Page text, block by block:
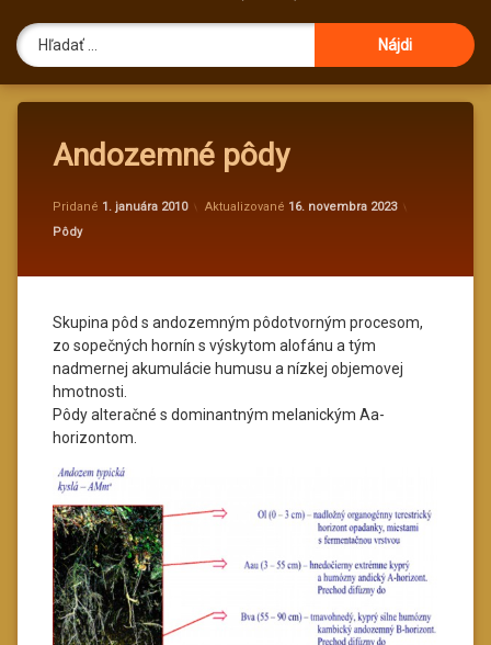
Andozemné pôdy
Pridané 1. januára 2010 Aktualizované 16. novembra 2023
Kategórie:
Pôdy
Skupina pôd s andozemným pôdotvorným procesom,
zo sopečných hornín s výskytom alofánu a tým
nadmernej akumulácie humusu a nízkej objemovej
hmotnosti.
Pôdy alteračné s dominantným melanickým Aa-
horizontom.